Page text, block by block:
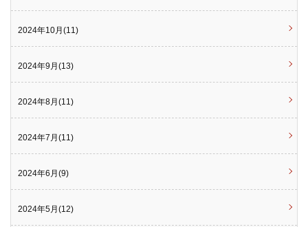
2024年10月(11)
2024年9月(13)
2024年8月(11)
2024年7月(11)
2024年6月(9)
2024年5月(12)